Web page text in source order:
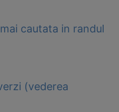
cautata in randul
(vederea